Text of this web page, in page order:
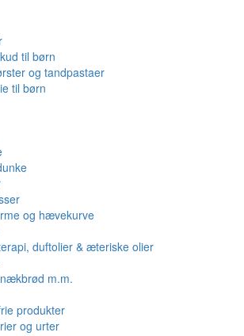
til børn
og tandpastaer
til børn
og hævekurve
duftolier & æteriske olier
m.m.
produkter
og urter